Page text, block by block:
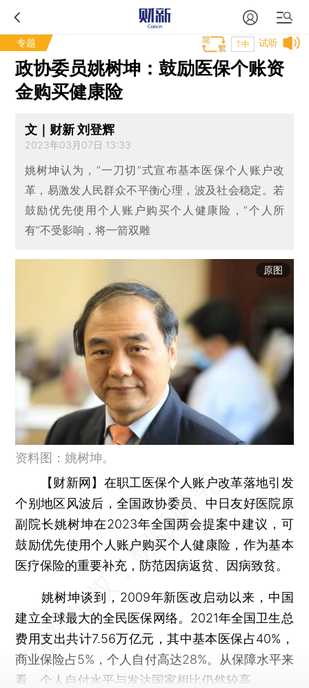
专题 试听
T中
政协委员姚树坤：鼓励医保个账资
金购买健康险
文｜财新 刘登辉
2023年03月07日 13:33
姚树坤认为，“一刀切”式宣布基本医保个人账户改
革，易激发人民群众不平衡心理，波及社会稳定。若
鼓励优先使用个人账户购买个人健康险，“个人所
有”不受影响，将一箭双雕
原图
资料图：姚树坤。
【财新网】 在职工医保个人账户改革落地引发
个别地区风波后，全国政协委员、中日友好医院原
副院长姚树坤在2023年全国两会提案中建议，可
鼓励优先使用个人账户购买个人健康险，作为基本
医疗保险的重要补充，防范因病返贫、因病致贫。
姚树坤谈到，2009年新医改启动以来，中国
建立全球最大的全民医保网络。2021年全国卫生总
费用支出共计7.56万亿元，其中基本医保占40%，
商业保险占5%，个人自付高达28%。从保障水平来
看，个人自付水平与发达国家相比仍然较高。